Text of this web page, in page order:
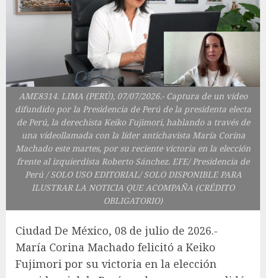
AME8314. LIMA (PERÚ), 07/07/2026.- Captura de un video
difundido por la Presidencia de Perú de la presidenta electa
de Perú, la derechista Keiko Fujimori, hablando a través de
una videollamada con la líder antichavista María Corina
Machado este martes, por su reciente victoria en la elección
frente al izquierdista Roberto Sánchez. EFE/ Presidencia de
Perú / SOLO USO EDITORIAL/ SOLO DISPONIBLE PARA
ILUSTRAR LA NOTICIA QUE ACOMPAÑA (CRÉDITO
OBLIGATORIO)
Ciudad De México, 08 de julio de 2026.-
María Corina Machado felicitó a Keiko
Fujimori por su victoria en la elección